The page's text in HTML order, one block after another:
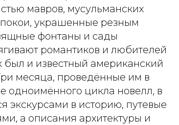
мавров, мусульманских
украшенные резным
фонтаны и сады
романтиков и любителей
был и известный американский
месяца, проведённые им в
одноимённого цикла новелл, в
экскурсами в историю, путевые
а описания архитектуры и